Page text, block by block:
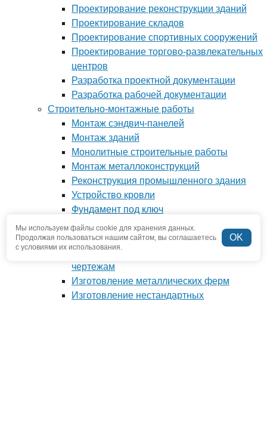
Мы используем файлы cookie для хранения данных.
Продолжая пользоваться нашим сайтом, вы соглашаетесь
с условиями их использования.
OK
Проектирование реконструкции зданий
Проектирование складов
Проектирование спортивных сооружений
Проектирование торгово-развлекательных
центров
Разработка проектной документации
Разработка рабочей документации
Строительно-монтажные работы
Монтаж сэндвич-панелей
Монтаж зданий
Монолитные строительные работы
Монтаж металлоконструкций
Реконструкция промышленного здания
Устройство кровли
Фундамент под ключ
Производство металлоконструкций
Антресоли и мезонины
Изготовление металлоконструкций по
чертежам
Изготовление металлических ферм
Изготовление нестандартных